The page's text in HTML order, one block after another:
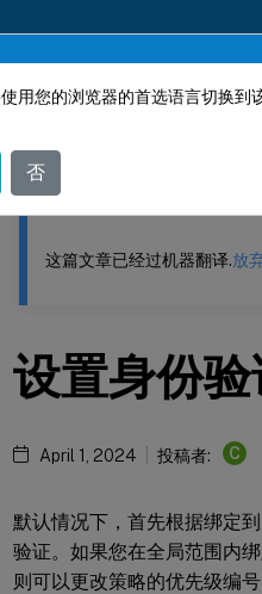
此内容已经过机器动态翻译。
这篇文章已经过机器翻译.放
设置身份
April 1, 2024 投稿者: C
默认情况下，首先根据绑定
验证。如果您在全局范围内
则可以更改策略的优先级编
用您的浏览器的首选语言切换到
否